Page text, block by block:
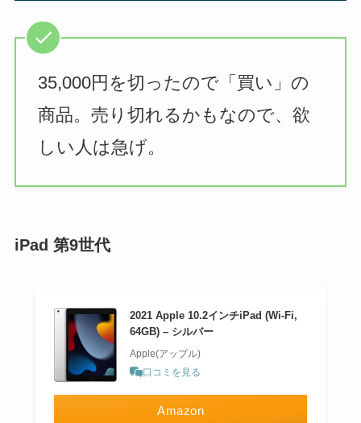
35,000円を切ったので「買い」の
商品。売り切れるかもなので、欲
しい人は急げ。
iPad 第9世代
2021 Apple 10.2インチiPad (Wi-Fi,
64GB) – シルバー
Apple(アップル)
口コミを見る
Amazon